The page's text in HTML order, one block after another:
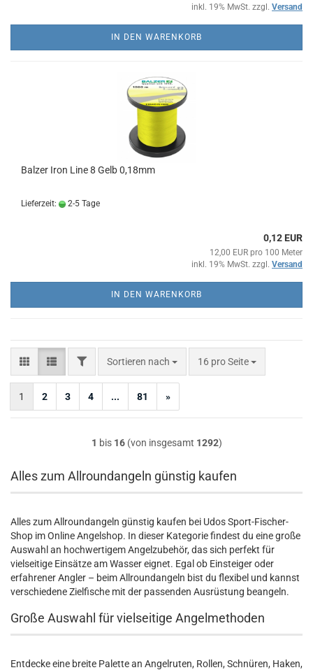
inkl. 19% MwSt. zzgl. Versand
IN DEN WARENKORB
Balzer Iron Line 8 Gelb 0,18mm
Lieferzeit: 2-5 Tage
0,12 EUR
12,00 EUR pro 100 Meter
inkl. 19% MwSt. zzgl. Versand
IN DEN WARENKORB
FILTERSortieren nach
Sortieren nach 16 pro Seite
pro Seite
1 2 3 4 ... 81 »
1 bis 16(von insgesamt 1292)
Alles zum Allroundangeln günstig kaufen
Alles zum Allroundangeln günstig kaufen bei Udos Sport-Fischer-
Shop im Online Angelshop. In dieser Kategorie findest du eine große
Auswahl an hochwertigem Angelzubehör, das sich perfekt für
vielseitige Einsätze am Wasser eignet. Egal ob Einsteiger oder
erfahrener Angler – beim Allroundangeln bist du flexibel und kannst
verschiedene Zielfische mit der passenden Ausrüstung beangeln.
Große Auswahl für vielseitige Angelmethoden
Entdecke eine breite Palette an Angelruten, Rollen, Schnüren, Haken,